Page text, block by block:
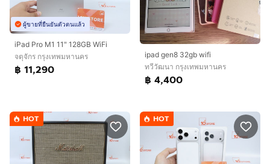
ผู้ขายที่ยืนยันตัวตนแล้ว
iPad Pro M1 11" 128GB WiFi
จตุจักร กรุงเทพมหานคร
฿ 11,290
ipad gen8 32gb wifi
ทวีวัฒนา กรุงเทพมหานคร
฿ 4,400
HOT HOT